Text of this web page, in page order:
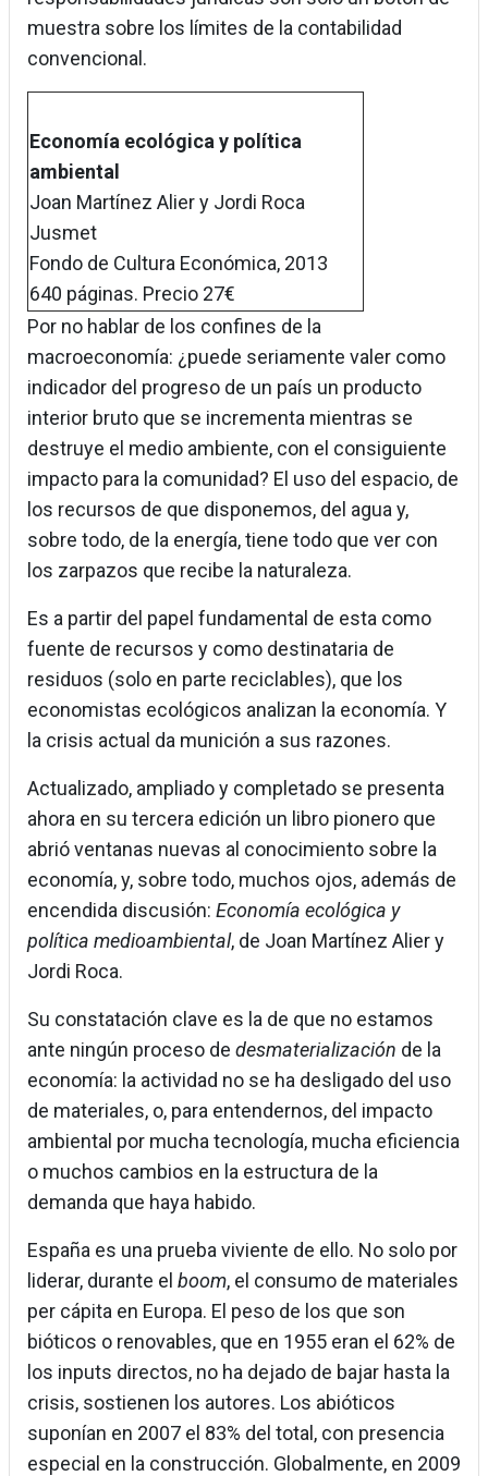
muestra sobre los límites de la contabilidad
convencional.
Economía ecológica y política
ambiental
Joan Martínez Alier y Jordi Roca
Jusmet
Fondo de Cultura Económica, 2013
640 páginas. Precio 27€
Por no hablar de los confines de la
macroeconomía: ¿puede seriamente valer como
indicador del progreso de un país un producto
interior bruto que se incrementa mientras se
destruye el medio ambiente, con el consiguiente
impacto para la comunidad? El uso del espacio, de
los recursos de que disponemos, del agua y,
sobre todo, de la energía, tiene todo que ver con
los zarpazos que recibe la naturaleza.
Es a partir del papel fundamental de esta como
fuente de recursos y como destinataria de
residuos (solo en parte reciclables), que los
economistas ecológicos analizan la economía. Y
la crisis actual da munición a sus razones.
Actualizado, ampliado y completado se presenta
ahora en su tercera edición un libro pionero que
abrió ventanas nuevas al conocimiento sobre la
economía, y, sobre todo, muchos ojos, además de
encendida discusión: Economía ecológica y
política medioambiental, de Joan Martínez Alier y
Jordi Roca.
Su constatación clave es la de que no estamos
ante ningún proceso de desmaterialización de la
economía: la actividad no se ha desligado del uso
de materiales, o, para entendernos, del impacto
ambiental por mucha tecnología, mucha eficiencia
o muchos cambios en la estructura de la
demanda que haya habido.
España es una prueba viviente de ello. No solo por
liderar, durante el boom, el consumo de materiales
per cápita en Europa. El peso de los que son
bióticos o renovables, que en 1955 eran el 62% de
los inputs directos, no ha dejado de bajar hasta la
crisis, sostienen los autores. Los abióticos
suponían en 2007 el 83% del total, con presencia
especial en la construcción. Globalmente, en 2009